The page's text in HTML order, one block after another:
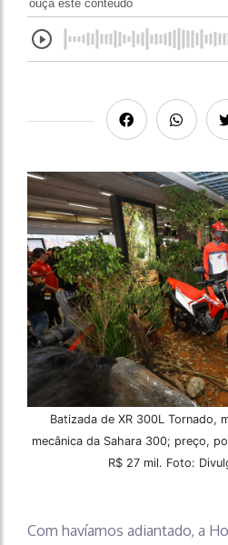
ouça este conteúdo
Batizada de XR 300L Tornado,
mecânica da Sahara 300; preço,
R$ 27 mil. Foto:
Com havíamos adiantado, a